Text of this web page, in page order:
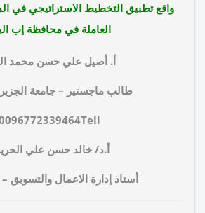
واقع تطبيق التخطيط الاستراتيجي في
العاملة في محافظة إب اليمن
أ. أصيل علي حسن محمد
طالب ماجستير – جامعة الجزيرة-
0096772339464Tell:
أ.د/ خالد حسن علي الحريري
أستاذ إدارة الاعمال والتسويق –